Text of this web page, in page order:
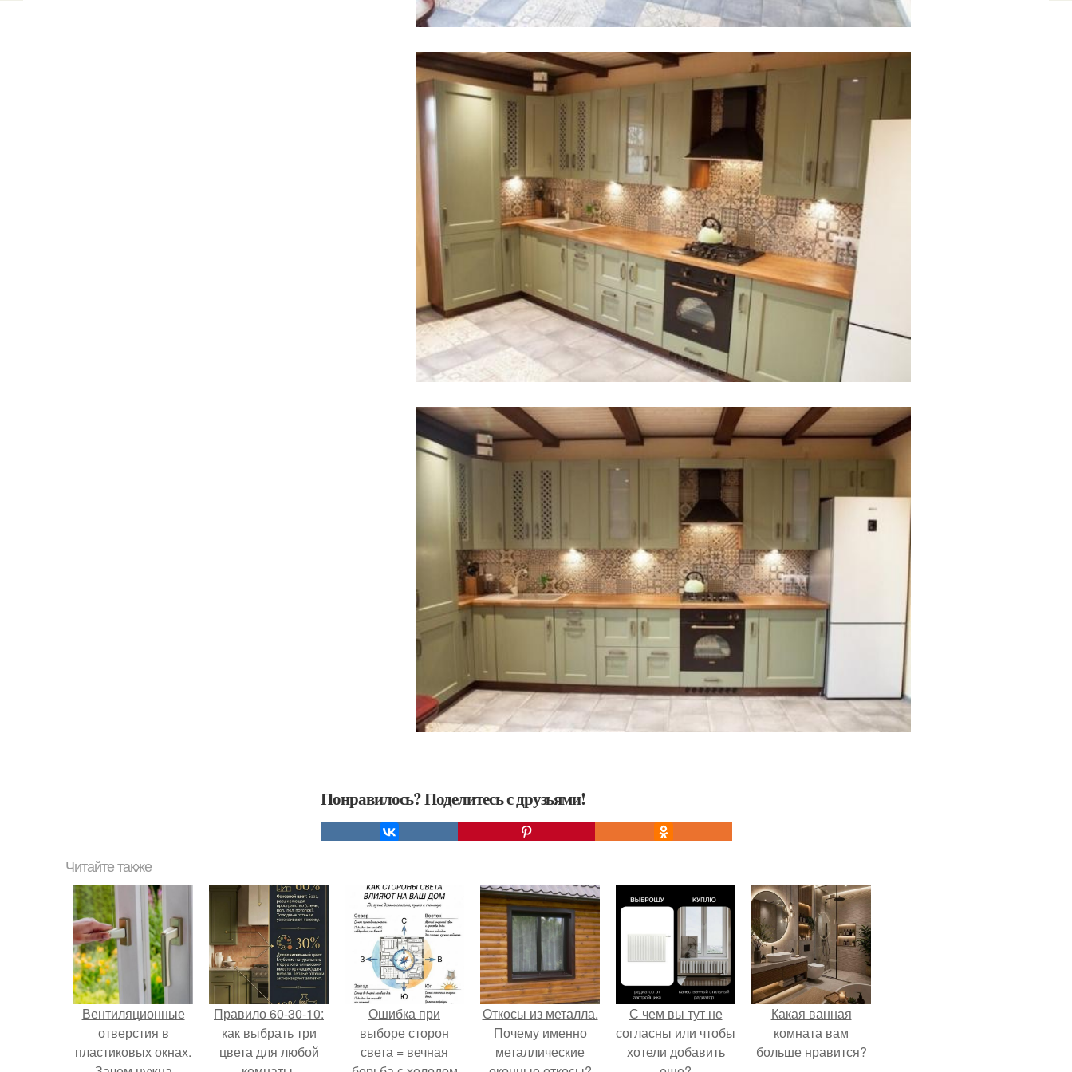
Понравилось? Поделитесь с друзьями!
Читайте также
Вентиляционные
отверстия в
пластиковых окнах.
Правило 60-30-10:
как выбрать три
цвета для любой
Ошибка при
выборе сторон
света = вечная
Откосы из металла.
Почему именно
металлические
С чем вы тут не
согласны или чтобы
хотели добавить
Какая ванная
комната вам
больше нравится?